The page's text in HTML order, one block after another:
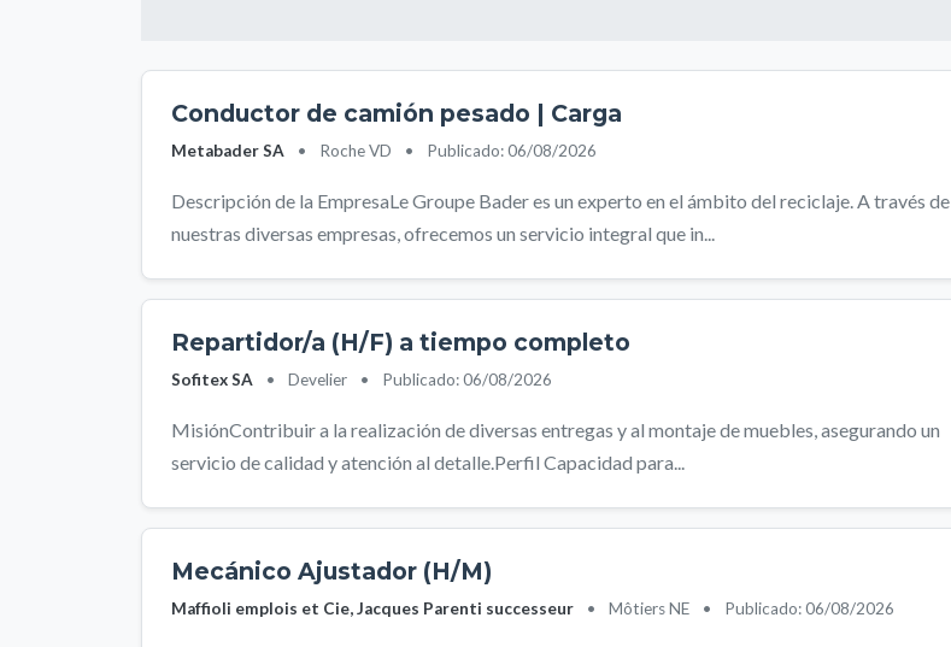
Conductor de camión pesado | Carga
Metabader SA • Roche VD • Publicado: 06/08/2026
Descripción de la EmpresaLe Groupe Bader es un experto en el ámbito del reciclaje. A través de
nuestras diversas empresas, ofrecemos un servicio integral que in...
Repartidor/a (H/F) a tiempo completo
Sofitex SA • Develier • Publicado: 06/08/2026
MisiónContribuir a la realización de diversas entregas y al montaje de muebles, asegurando un
servicio de calidad y atención al detalle.Perfil Capacidad para...
Mecánico Ajustador (H/M)
Maffioli emplois et Cie, Jacques Parenti successeur • Môtiers NE • Publicado: 06/08/2026